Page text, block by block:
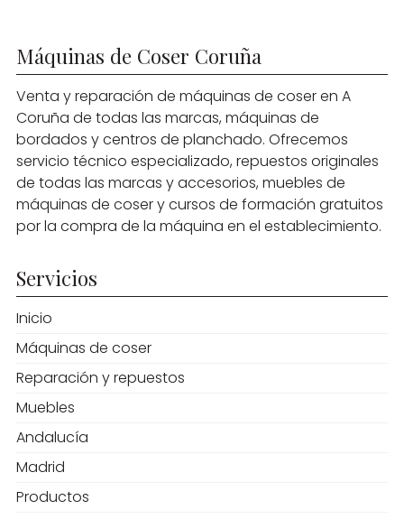
Máquinas de Coser Coruña
Venta y reparación de máquinas de coser en A
Coruña de todas las marcas, máquinas de
bordados y centros de planchado. Ofrecemos
servicio técnico especializado, repuestos originales
de todas las marcas y accesorios, muebles de
máquinas de coser y cursos de formación gratuitos
por la compra de la máquina en el establecimiento.
Servicios
Inicio
Máquinas de coser
Reparación y repuestos
Muebles
Andalucía
Madrid
Productos